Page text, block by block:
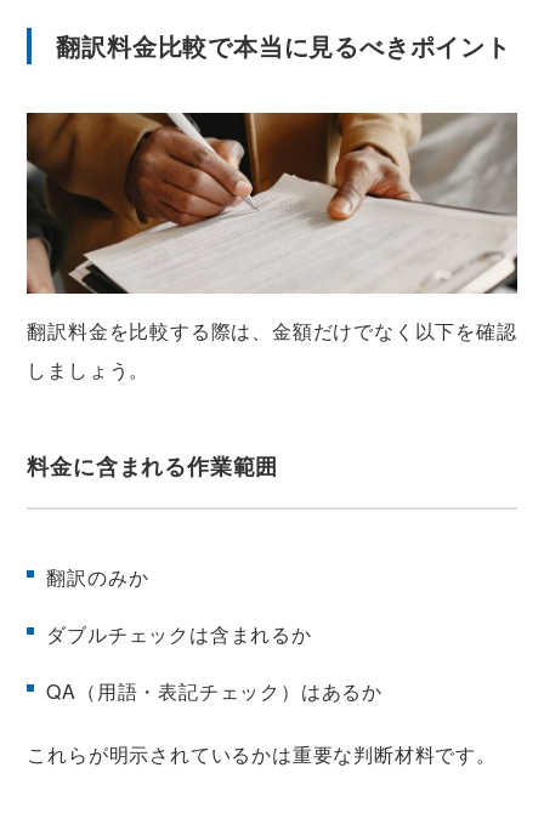
翻訳料金比較で本当に見るべきポイント
翻訳料金を比較する際は、金額だけでなく以下を確認
しましょう。
料金に含まれる作業範囲
翻訳のみか
ダブルチェックは含まれるか
QA（用語・表記チェック）はあるか
これらが明示されているかは重要な判断材料です。